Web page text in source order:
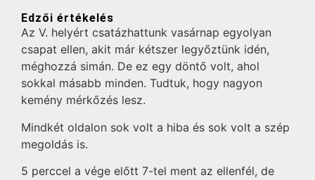
Edzői értékelés
Az V. helyért csatázhattunk vasárnap egyolyan
csapat ellen, akit már kétszer legyőztünk idén,
méghozzá simán. De ez egy döntő volt, ahol
sokkal másabb minden. Tudtuk, hogy nagyon
kemény mérkőzés lesz.
Mindkét oldalon sok volt a hiba és sok volt a szép
megoldás is.
5 perccel a vége előtt 7-tel ment az ellenfél, de